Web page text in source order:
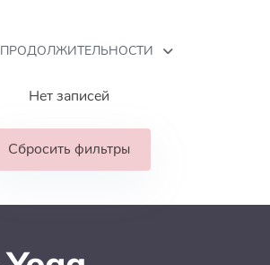
ПРОДОЛЖИТЕЛЬНОСТИ
Нет записей
Сбросить фильтры